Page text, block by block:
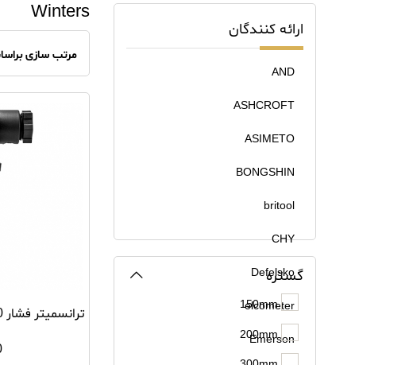
ارائه کنندگان
AND
ASHCROFT
ASIMETO
BONGSHIN
britool
CHY
Defelsko
elcometer
Emerson
گستره
150mm
200mm
Winters
مرتب سازی